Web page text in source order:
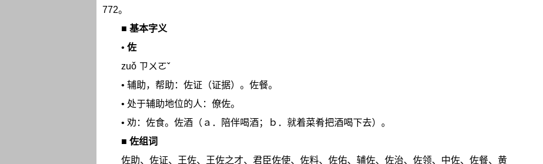
772。
■ 基本字义
• 佐
zuǒ ㄗㄨㄛˇ
• 辅助，帮助：佐证（证据）。佐餐。
• 处于辅助地位的人：僚佐。
• 劝：佐食。佐酒（ａ．陪伴喝酒；ｂ．就着菜肴把酒喝下去）。
■ 佐组词
佐助、佐证、王佐、王佐之才、君臣佐使、佐料、佐佑、辅佐、佐治、佐领、中佐、佐餐、黄